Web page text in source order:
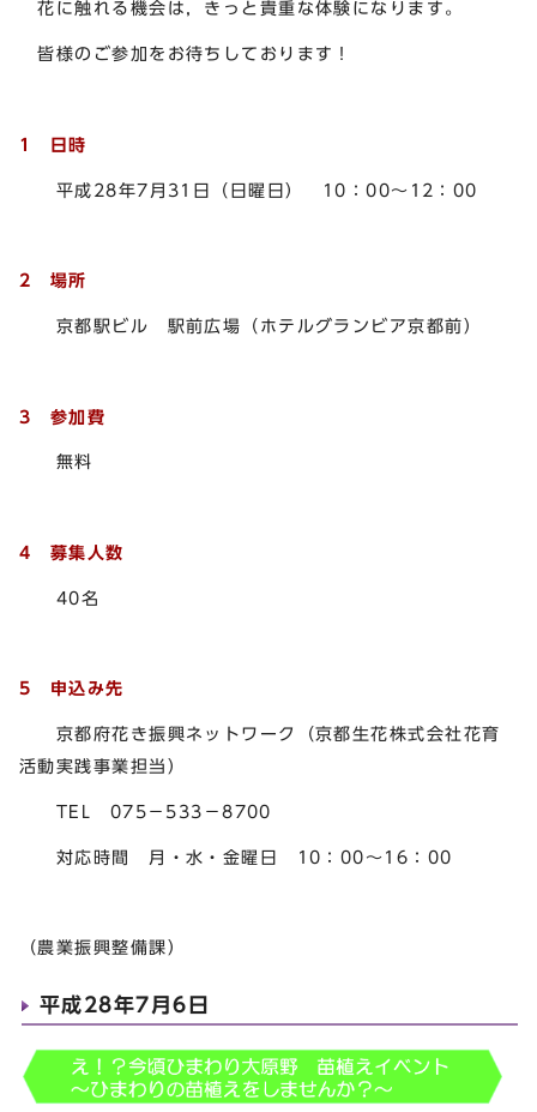
花に触れる機会は，きっと貴重な体験になります。
皆様のご参加をお待ちしております！
1 日時
平成28年7月31日（日曜日） 10：00～12：00
2 場所
京都駅ビル 駅前広場（ホテルグランビア京都前）
3 参加費
無料
4 募集人数
40名
5 申込み先
京都府花き振興ネットワーク（京都生花株式会社花育
活動実践事業担当）
TEL 075－533－8700
対応時間 月・水・金曜日 10：00～16：00
（農業振興整備課）
平成28年7月6日